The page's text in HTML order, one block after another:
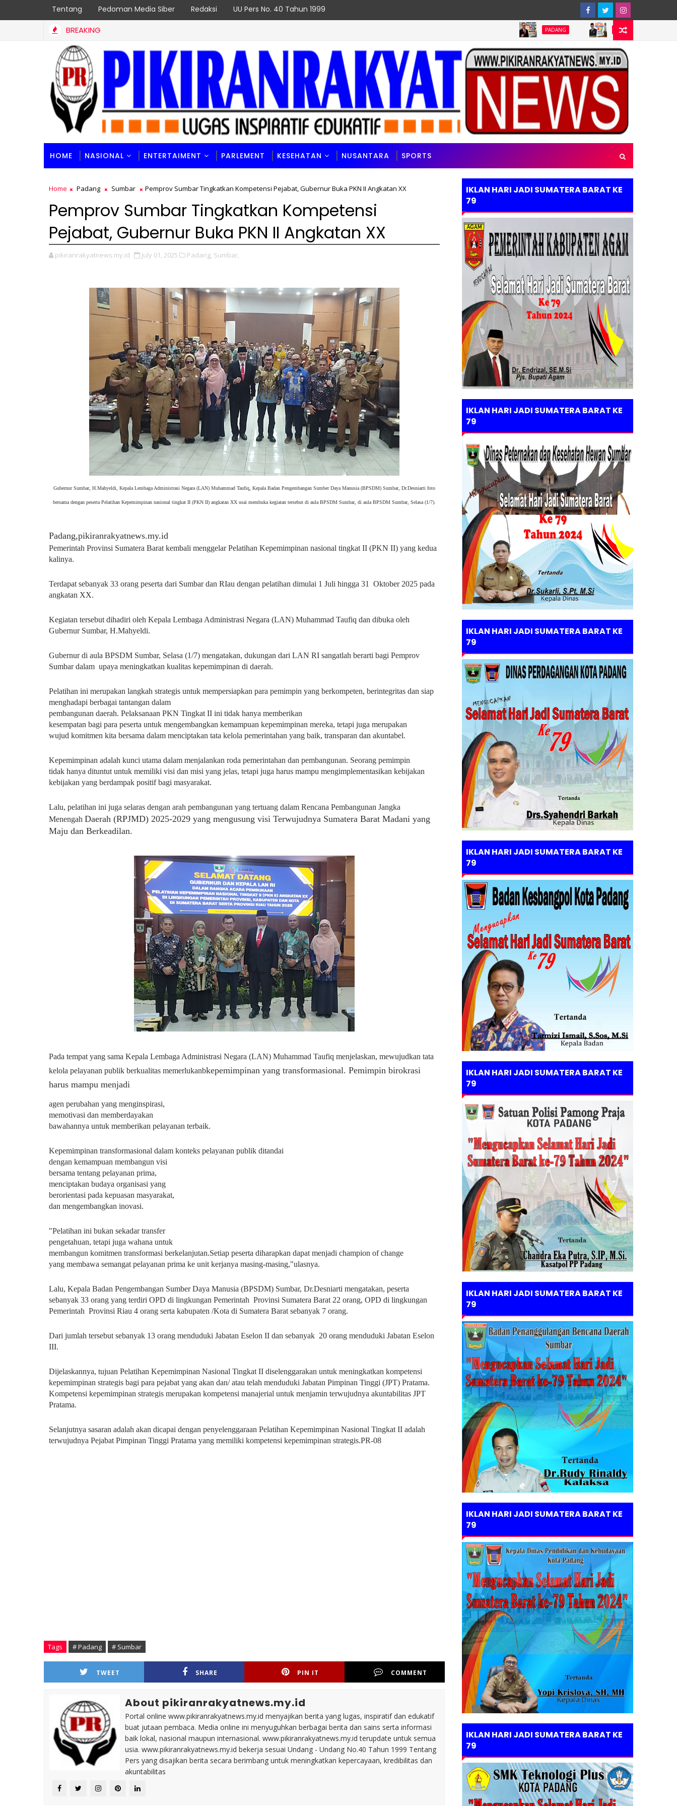
Tentang Pedoman Media Siber Redaksi UU Pers No. 40 Tahun 1999
BREAKING PADANG PADANG
HOME NASIONAL ENTERTAIMENT PARLEMENT KESEHATAN NUSANTARA SPORTS
Home Padang Sumbar Pemprov Sumbar Tingkatkan Kompetensi Pejabat, Gubernur Buka PKN II Angkatan XX
Pemprov Sumbar Tingkatkan Kompetensi
Pejabat, Gubernur Buka PKN II Angkatan XX
pikiranrakyatnews.my.id July 01, 2025 Padang, Sumbar,
Gubernur Sumbar, H.Mahyeldi, Kepala Lembaga Administrasi Negara (LAN) Muhammad Taufiq, Kepala Badan Pengembangan Sumber Daya Manusia (BPSDM) Sumbar, Dr.Desniarti foto
bersama dengan peserta Pelatihan Kepemimpinan nasional tingkat II (PKN II) angkatan XX usai membuka kegiatan tersebut di aula BPSDM Sumbar, di aula BPSDM Sumbar, Selasa (1/7).
Padang,pikiranrakyatnews.my.id
Pemerintah Provinsi Sumatera Barat kembali menggelar Pelatihan Kepemimpinan nasional tingkat II (PKN II) yang kedua
kalinya.
Terdapat sebanyak 33 orang peserta dari Sumbar dan RIau dengan pelatihan dimulai 1 Juli hingga 31 Oktober 2025 pada
angkatan XX.
Kegiatan tersebut dihadiri oleh Kepala Lembaga Administrasi Negara (LAN) Muhammad Taufiq dan dibuka oleh
Gubernur Sumbar, H.Mahyeldi.
Gubernur di aula BPSDM Sumbar, Selasa (1/7) mengatakan, dukungan dari LAN RI sangatlah berarti bagi Pemprov
Sumbar dalam upaya meningkatkan kualitas kepemimpinan di daerah.
Pelatihan ini merupakan langkah strategis untuk mempersiapkan para pemimpin yang berkompeten, berintegritas dan siap
menghadapi berbagai tantangan dalam
pembangunan daerah. Pelaksanaan PKN Tingkat II ini tidak hanya memberikan
kesempatan bagi para peserta untuk mengembangkan kemampuan kepemimpinan mereka, tetapi juga merupakan
wujud komitmen kita bersama dalam menciptakan tata kelola pemerintahan yang baik, transparan dan akuntabel.
Kepemimpinan adalah kunci utama dalam menjalankan roda pemerintahan dan pembangunan. Seorang pemimpin
tidak hanya dituntut untuk memiliki visi dan misi yang jelas, tetapi juga harus mampu mengimplementasikan kebijakan
kebijakan yang berdampak positif bagi masyarakat.
Lalu, pelatihan ini juga selaras dengan arah pembangunan yang tertuang dalam Rencana Pembangunan Jangka
Menengah Daerah (RPJMD) 2025-2029 yang mengusung visi Terwujudnya Sumatera Barat Madani yang
Maju dan Berkeadilan.
Pada tempat yang sama Kepala Lembaga Administrasi Negara (LAN) Muhammad Taufiq menjelaskan, mewujudkan tata
kelola pelayanan publik berkualitas memerlukanbkepemimpinan yang transformasional. Pemimpin birokrasi
harus mampu menjadi
agen perubahan yang menginspirasi,
memotivasi dan memberdayakan
bawahannya untuk memberikan pelayanan terbaik.
Kepemimpinan transformasional dalam konteks pelayanan publik ditandai
dengan kemampuan membangun visi
bersama tentang pelayanan prima,
menciptakan budaya organisasi yang
berorientasi pada kepuasan masyarakat,
dan mengembangkan inovasi.
"Pelatihan ini bukan sekadar transfer
pengetahuan, tetapi juga wahana untuk
membangun komitmen transformasi berkelanjutan.Setiap peserta diharapkan dapat menjadi champion of change
yang membawa semangat pelayanan prima ke unit kerjanya masing-masing,"ulasnya.
Lalu, Kepala Badan Pengembangan Sumber Daya Manusia (BPSDM) Sumbar, Dr.Desniarti mengatakan, peserta
sebanyak 33 orang yang terdiri OPD di lingkungan Pemerintah Provinsi Sumatera Barat 22 orang, OPD di lingkungan
Pemerintah Provinsi Riau 4 orang serta kabupaten /Kota di Sumatera Barat sebanyak 7 orang.
Dari jumlah tersebut sebanyak 13 orang menduduki Jabatan Eselon II dan sebanyak 20 orang menduduki Jabatan Eselon
III.
Dijelaskannya, tujuan Pelatihan Kepemimpinan Nasional Tingkat II diselenggarakan untuk meningkatkan kompetensi
kepemimpinan strategis bagi para pejabat yang akan dan/ atau telah menduduki Jabatan Pimpinan Tinggi (JPT) Pratama.
Kompetensi kepemimpinan strategis merupakan kompetensi manajerial untuk menjamin terwujudnya akuntabilitas JPT
Pratama.
Selanjutnya sasaran adalah akan dicapai dengan penyelenggaraan Pelatihan Kepemimpinan Nasional Tingkat II adalah
terwujudnya Pejabat Pimpinan Tinggi Pratama yang memiliki kompetensi kepemimpinan strategis.PR-08
Tags # Padang # Sumbar
TWEET SHARE PIN IT COMMENT
About pikiranrakyatnews.my.id
Portal online www.pikiranrakyatnews.my.id menyajikan berita yang lugas, inspiratif dan edukatif
buat jutaan pembaca. Media online ini menyuguhkan berbagai berita dan sains serta informasi
baik lokal, nasional maupun internasional. www.pikiranrakyatnews.my.id terupdate untuk semua
usia. www.pikiranrakyatnews.my.id bekerja sesuai Undang - Undang No.40 Tahun 1999 Tentang
Pers yang disajikan berita secara berimbang untuk meningkatkan kepercayaan, kredibilitas dan
akuntabilitas
IKLAN HARI JADI SUMATERA BARAT KE
79
IKLAN HARI JADI SUMATERA BARAT KE
79
IKLAN HARI JADI SUMATERA BARAT KE
79
IKLAN HARI JADI SUMATERA BARAT KE
79
IKLAN HARI JADI SUMATERA BARAT KE
79
IKLAN HARI JADI SUMATERA BARAT KE
79
IKLAN HARI JADI SUMATERA BARAT KE
79
IKLAN HARI JADI SUMATERA BARAT KE
79